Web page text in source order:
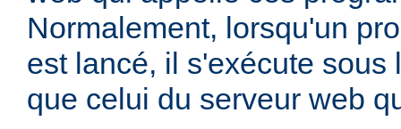
Normalement, lorsqu'un
est lancé, il s'exécute sous
que celui du serveur web